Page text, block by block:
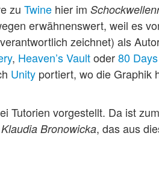
zu Twine hier im
erwähnenswert, weil es
zeichnet) als
, Heaven’s Vaultoder80 Days
Unity portiert, wo die Graphik
Tutorien vorgestellt. Da ist
Klaudia Bronowicka, das aus